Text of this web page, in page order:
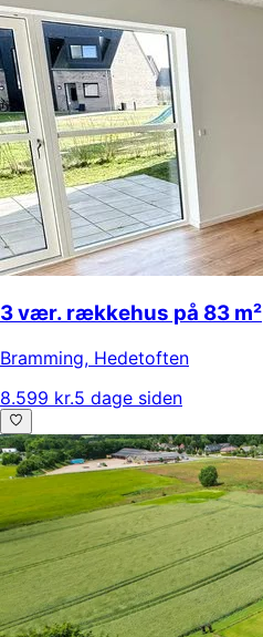
3 vær. rækkehus på 83 m²
Bramming, Hedetoften
8.599 kr.5 dage siden